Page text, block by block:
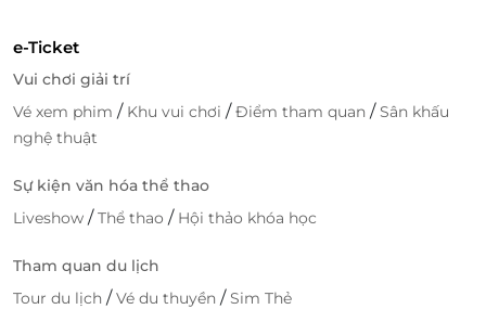
e-Ticket
Vui chơi giải trí
Vé xem phim / Khu vui chơi /Điểm tham quan /Sân khấu
nghệ thuật
Sự kiện văn hóa thể thao
Liveshow /Thể thao / Hội thảo khóa học
Tham quan du lịch
Tour du lịch /Vé du thuyền /Sim Thẻ